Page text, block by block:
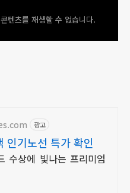
텐츠를 재생할 수 없습니다.
광고
인기노선 특가 확인
수상에 빛나는 프리미엄